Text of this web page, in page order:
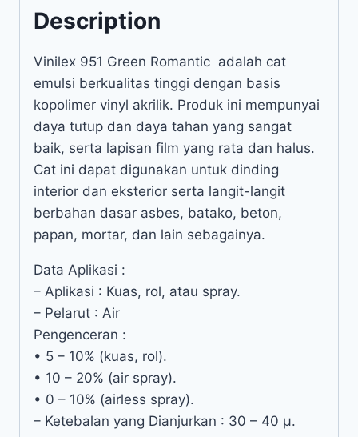
Description
Vinilex 951 Green Romantic adalah cat
emulsi berkualitas tinggi dengan basis
kopolimer vinyl akrilik. Produk ini mempunyai
daya tutup dan daya tahan yang sangat
baik, serta lapisan film yang rata dan halus.
Cat ini dapat digunakan untuk dinding
interior dan eksterior serta langit-langit
berbahan dasar asbes, batako, beton,
papan, mortar, dan lain sebagainya.
Data Aplikasi :
– Aplikasi : Kuas, rol, atau spray.
– Pelarut : Air
Pengenceran :
• 5 – 10% (kuas, rol).
• 10 – 20% (air spray).
• 0 – 10% (airless spray).
– Ketebalan yang Dianjurkan : 30 – 40 µ.